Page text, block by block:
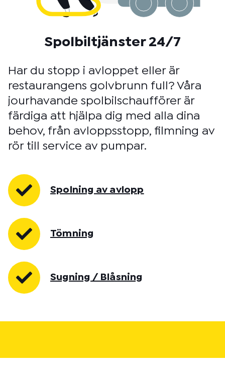
Spolbiltjänster 24/7
Har du stopp i avloppet eller är
restaurangens golvbrunn full? Våra
jourhavande spolbilschaufförer är
färdiga att hjälpa dig med alla dina
behov, från avloppsstopp, filmning av
rör till service av pumpar.
Spolning av avlopp
Tömning
Sugning / Blåsning